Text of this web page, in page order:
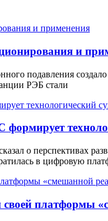
и
подавления
РЭБ стали
о перспективах
в цифровую
своей платформы